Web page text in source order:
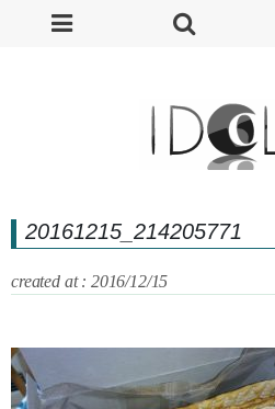
20161215_214205771
created at : 2016/12/15